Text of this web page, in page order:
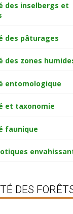
des inselbergs et
des pâturages
des zones
entomologique
et taxonomie
faunique
DES